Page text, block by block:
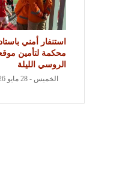
استنفار أمني
محكمة لتأمين
الروسي الليلة
الخميس - 28 مايو 2026